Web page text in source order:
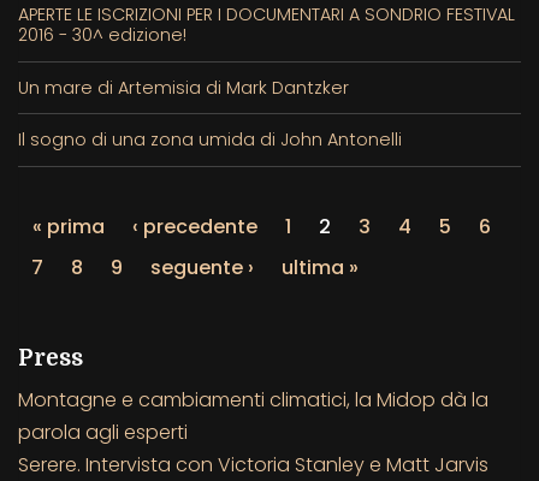
APERTE LE ISCRIZIONI PER I DOCUMENTARI A SONDRIO FESTIVAL
2016 - 30^ edizione!
Un mare di Artemisia di Mark Dantzker
Il sogno di una zona umida di John Antonelli
« prima ‹ precedente 1 2 3 4 5
6
7
8 9 seguente › ultima »
Press
Montagne e cambiamenti climatici, la Midop dà la
parola agli esperti
Serere. Intervista con Victoria Stanley e Matt Jarvis